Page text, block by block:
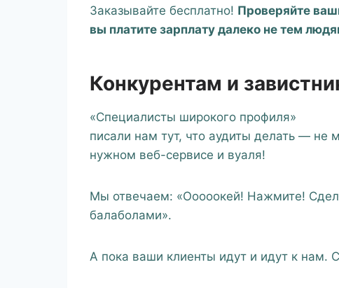
Заказывайте бесплатно! Проверяйте
вы платите зарплату далеко не тем
Конкурентам и
«Специалисты широкого профиля»
писали нам тут, что аудиты делать — не
нужном веб-сервисе и вуаля!
Мы отвечаем: «Ооооокей! Нажмите!
балаболами».
А пока ваши клиенты идут и идут к нам.